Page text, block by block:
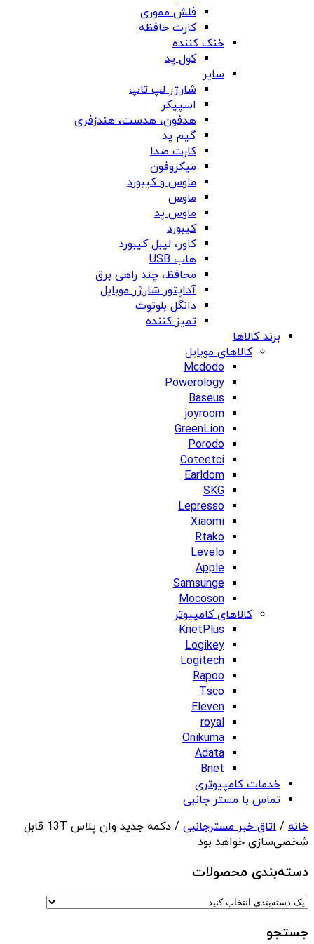
فلش مموری
کارت حافظه
خنک کننده
کول پد
سایر
شارژر لپ تاپ
اسپیکر
هدفون، هدست، هندزفری
گیم پد
کارت صدا
میکروفون
ماوس و کیبورد
ماوس
ماوس پد
کیبورد
کاور، لیبل کیبورد
هاب USB
محافظ، چند راهی برق
آداپتور شارژر موبایل
دانگل بلوتوث
تمیز کننده
برند کالاها
کالاهای موبایل
Mcdodo
Powerology
Baseus
joyroom
GreenLion
Porodo
Coteetci
Earldom
SKG
Lepresso
Xiaomi
Rtako
Levelo
Apple
Samsunge
Mocoson
کالاهای کامپیوتر
KnetPlus
Logikey
Logitech
Rapoo
Tsco
Eleven
royal
Onikuma
Adata
Bnet
خدمات کامپیوتری
تماس با مستر جانبی
خانه / اتاق خبر مسترجانبی
/ دکمه جدید وان پلاس 13T قابل
شخصی‌سازی خواهد بود
دسته‌بندی‌ محصولات
جستجو